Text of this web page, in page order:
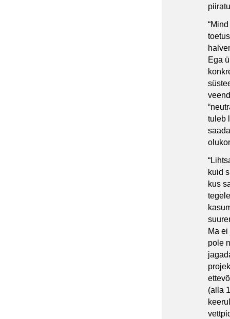
Ega
tuleb
kuid
kus
Ma
pole
(alla